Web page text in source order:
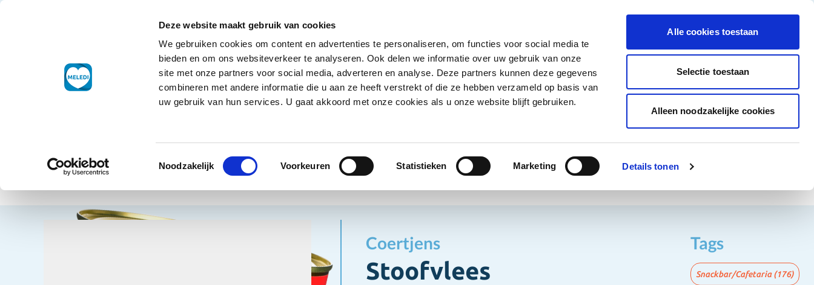
Deze website maakt gebruik van cookies
We gebruiken cookies om content en advertenties te personaliseren, om functies voor social media te
bieden en om ons websiteverkeer te analyseren. Ook delen we informatie over uw gebruik van onze
site met onze partners voor social media, adverteren en analyse. Deze partners kunnen deze gegevens
combineren met andere informatie die u aan ze heeft verstrekt of die ze hebben verzameld op basis van
uw gebruik van hun services. U gaat akkoord met onze cookies als u onze website blijft gebruiken.
Toestemmingsselectie
Noodzakelijk Voorkeuren Statistieken Marketing Details tonen
Alle cookies toestaan
Selectie toestaan
Alleen noodzakelijke cookies
Ga naar de inhoud
Droogwaren
Show submenu for Droogwaren category
Koelproducten
Show submenu for Koelproducten category
Diepvriesproducten
Show submenu for Diepvriesproducten category
Dranken
Show submenu for Dranken category
Non-Food
Alle deals
Word klant
Terug naar overzicht
Home Droogwaren Conserven Stoofvlees
Conserven
Coertjens
Stoofvlees
Tags
Snackbar/Cafetaria(176)